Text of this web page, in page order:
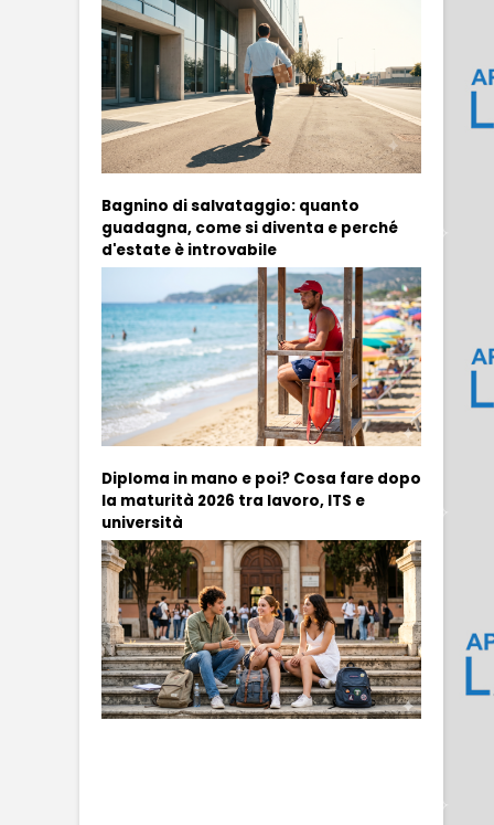
Bagnino di salvataggio: quanto
guadagna, come si diventa e perché
d'estate è introvabile
Diploma in mano e poi? Cosa fare dopo
la maturità 2026 tra lavoro, ITS e
università